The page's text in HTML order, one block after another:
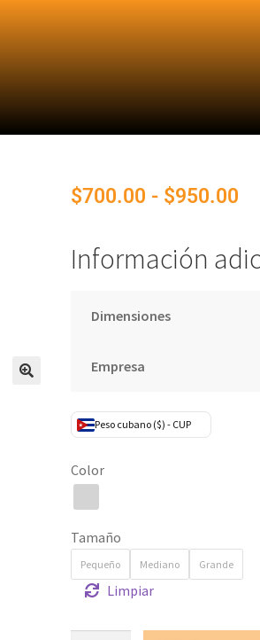
$700.00 - $950.00
Información
Dimensiones
Empresa
Peso cubano ($) - CUP
Color
Tamaño
Pequeño Mediano Grande
Limpiar